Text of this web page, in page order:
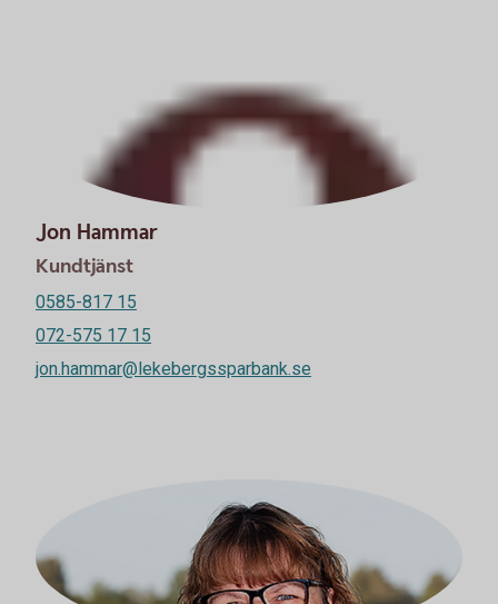
Jon Hammar
Kundtjänst
0585-817 15
072-575 17 15
jon.hammar@lekebergssparbank.se